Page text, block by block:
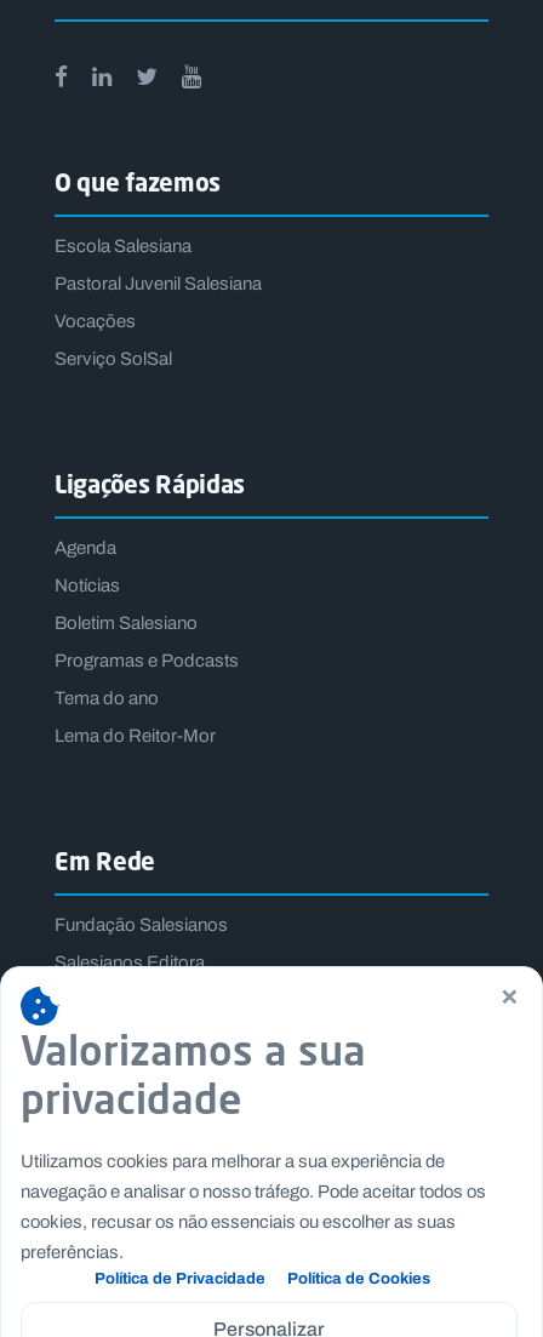
O que fazemos
Escola Salesiana
Pastoral Juvenil Salesiana
Vocações
Serviço SolSal
Ligações Rápidas
Agenda
Notícias
Boletim Salesiano
Programas e Podcasts
Tema do ano
Lema do Reitor-Mor
Em Rede
Fundação Salesianos
Salesianos Editora
Família Salesiana
Missão Dom Bosco
Jogos Nacionais Salesianos
×
Valorizamos a sua
privacidade
Utilizamos cookies para melhorar a sua experiência de
navegação e analisar o nosso tráfego. Pode aceitar todos os
cookies, recusar os não essenciais ou escolher as suas
preferências.
Política de Privacidade Política de Cookies
Personalizar